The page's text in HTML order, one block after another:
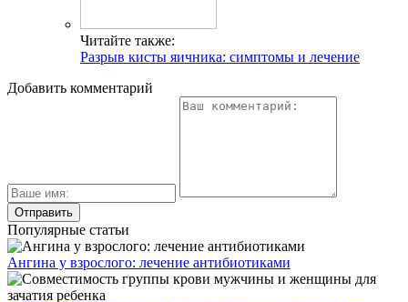
Читайте также:
Разрыв кисты яичника: симптомы и лечение
Добавить комментарий
Популярные статьи
Ангина у взрослого: лечение антибиотиками